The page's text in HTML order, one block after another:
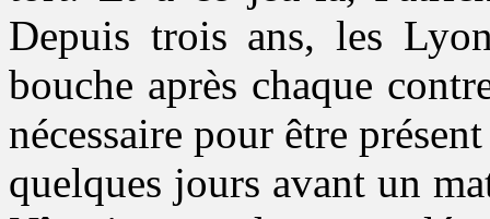
Depuis trois ans, les
bouche après chaque
nécessaire pour être
quelques jours avant un